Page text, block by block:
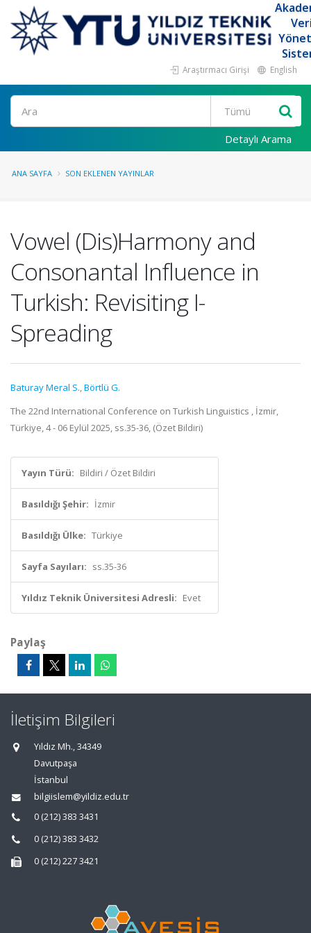
Araştırmacı Girişi English
Ara
Detaylı Arama
ANA SAYFA SON EKLENEN YAYINLAR
Vowel (Dis)Harmony and
Consonantal Influence in
Turkish: Revisiting I-
Spreading
Baturay Meral S.,Börtlü G.
The 22nd International Conference on Turkish Linguistics , İzmir,
Türkiye, 4 - 06 Eylül 2025, ss.35-36, (Özet Bildiri)
Yayın Türü: Bildiri / Özet Bildiri
Basıldığı Şehir: İzmir
Basıldığı Ülke: Türkiye
Sayfa Sayıları: ss.35-36
Yıldız Teknik Üniversitesi Adresli: Evet
Paylaş
İletişim Bilgileri
Yıldız Mh., 34349
Davutpaşa
İstanbul
bilgiislem@yildiz.edu.tr
0 (212) 383 3431
0 (212) 383 3432
0 (212) 227 3421